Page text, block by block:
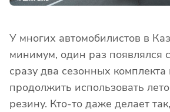
У многих автомобилистов в
минимум, один раз появлялся
сразу два сезонных
продолжить использовать
резину. Кто-то даже делает